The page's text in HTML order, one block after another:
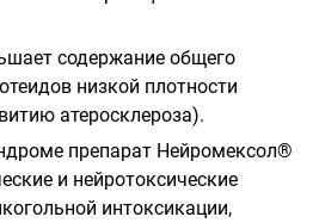
содержание общего
низкой плотности
атеросклероза).
препарат Нейромексол®
и нейротоксические
интоксикации,